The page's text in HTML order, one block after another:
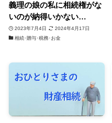
義理の娘の私に相続権がな
いのが納得いかない…
2023年7月4日
2024年4月17日
相続･贈与･税務･お金